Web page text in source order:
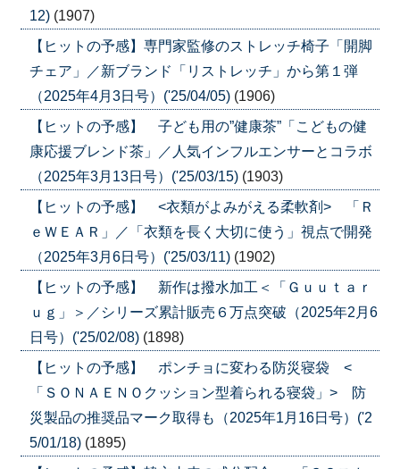
12) (1907)
【ヒットの予感】専門家監修のストレッチ椅子「開脚
チェア」／新ブランド「リストレッチ」から第１弾
（2025年4月3日号）('25/04/05) (1906)
【ヒットの予感】 子ども用の”健康茶”「こどもの健
康応援ブレンド茶」／人気インフルエンサーとコラボ
（2025年3月13日号）('25/03/15) (1903)
【ヒットの予感】 <衣類がよみがえる柔軟剤> 「Ｒ
ｅＷＥＡＲ」／「衣類を長く大切に使う」視点で開発
（2025年3月6日号）('25/03/11) (1902)
【ヒットの予感】 新作は撥水加工＜「Ｇｕｕｔａｒ
ｕｇ」＞／シリーズ累計販売６万点突破（2025年2月6
日号）('25/02/08) (1898)
【ヒットの予感】 ポンチョに変わる防災寝袋 <
「ＳＯＮＡＥＮＯクッション型着られる寝袋」> 防
災製品の推奨品マーク取得も（2025年1月16日号）('2
5/01/18) (1895)